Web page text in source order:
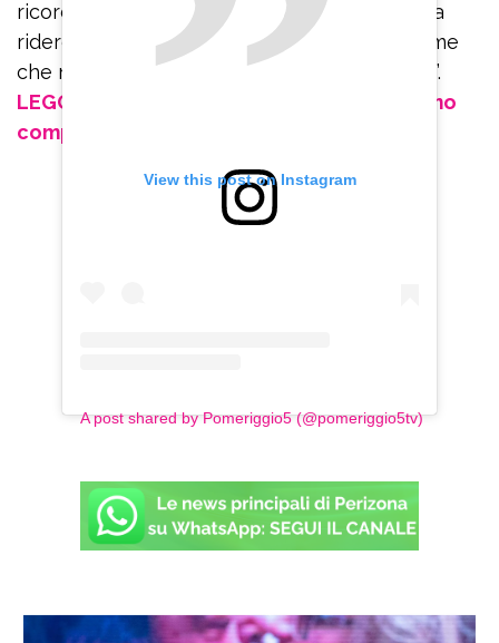
ricordare la tua voce immensa che scoppia a
ridere dopo un’osservazione di Fausto. Con me
che non riesco mai a finire un ragionamento”.
LEGGI ANCHE: Iva Zanicchi: “L’anno prossimo
compio 85 anni e mi ritiro”
View this post on Instagram
A post shared by Pomeriggio5 (@pomeriggio5tv)